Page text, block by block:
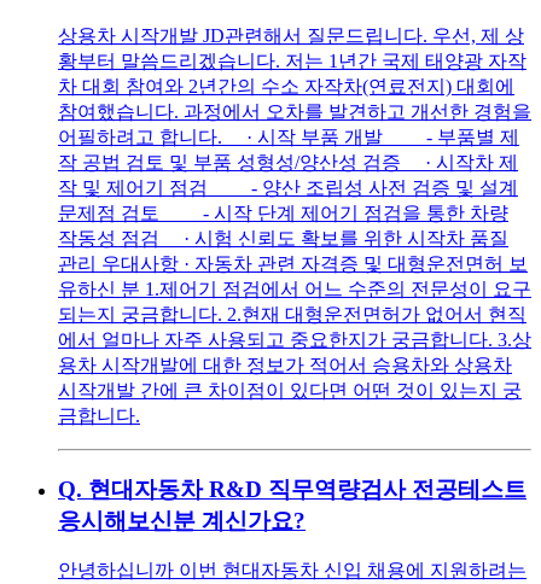
상용차 시작개발 JD관련해서 질문드립니다. 우선, 제 상
황부터 말씀드리겠습니다. 저는 1년간 국제 태양광 자작
차 대회 참여와 2년간의 수소 자작차(연료전지) 대회에
참여했습니다. 과정에서 오차를 발견하고 개선한 경험을
어필하려고 합니다. · 시작 부품 개발 - 부품별 제
작 공법 검토 및 부품 성형성/양산성 검증 · 시작차 제
작 및 제어기 점검 - 양산 조립성 사전 검증 및 설계
문제점 검토 - 시작 단계 제어기 점검을 통한 차량
작동성 점검 · 시험 신뢰도 확보를 위한 시작차 품질
관리 우대사항 · 자동차 관련 자격증 및 대형운전면허 보
유하신 분 1.제어기 점검에서 어느 수준의 전문성이 요구
되는지 궁금합니다. 2.현재 대형운전면허가 없어서 현직
에서 얼마나 자주 사용되고 중요한지가 궁금합니다. 3.상
용차 시작개발에 대한 정보가 적어서 승용차와 상용차
시작개발 간에 큰 차이점이 있다면 어떤 것이 있는지 궁
금합니다.
Q. 현대자동차 R&D 직무역량검사 전공테스트
응시해보신분 계신가요?
안녕하십니까 이번 현대자동차 신입 채용에 지원하려는